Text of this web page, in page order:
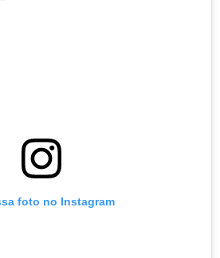
foto no Instagram